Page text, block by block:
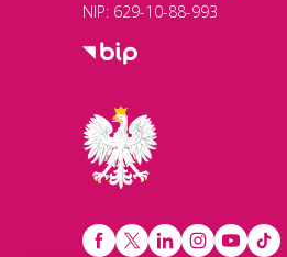
NIP: 629-10-88-993